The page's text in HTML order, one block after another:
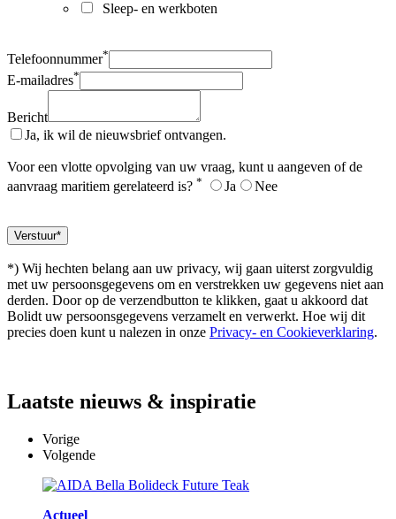
Sleep- en werkboten
Telefoonnummer*
E-mailadres*
Bericht
Ja, ik wil de nieuwsbrief ontvangen.
Voor een vlotte opvolging van uw vraag, kunt u aangeven of de
aanvraag maritiem gerelateerd is? * Ja Nee
*) Wij hechten belang aan uw privacy, wij gaan uiterst zorgvuldig
met uw persoonsgegevens om en verstrekken uw gegevens niet aan
derden. Door op de verzendbutton te klikken, gaat u akkoord dat
Bolidt uw persoonsgegevens verzamelt en verwerkt. Hoe wij dit
precies doen kunt u nalezen in onze Privacy- en Cookieverklaring.
Laatste nieuws & inspiratie
Vorige
Volgende
Actueel